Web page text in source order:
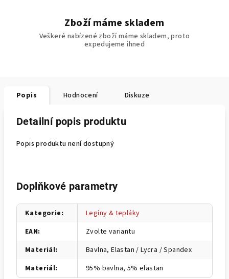
Zboží máme skladem
Veškeré nabízené zboží máme skladem, proto
expedujeme ihned
Popis Hodnocení Diskuze
Detailní popis produktu
Popis produktu není dostupný
Doplňkové parametry
Kategorie:
Legíny & tepláky
EAN:
Zvolte variantu
Materiál:
Bavlna, Elastan / Lycra / Spandex
Materiál: 95% bavlna, 5% elastan